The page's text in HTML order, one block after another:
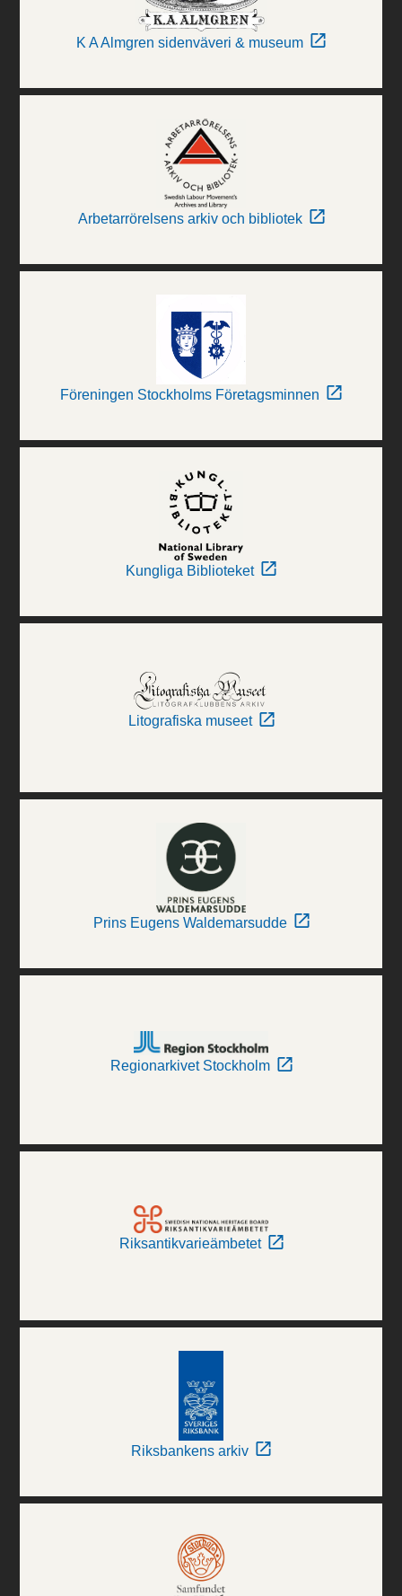
K A Almgren sidenväveri & museum
Arbetarrörelsens arkiv och bibliotek
Föreningen Stockholms Företagsminnen
Kungliga Biblioteket
Litografiska museet
Prins Eugens Waldemarsudde
Regionarkivet Stockholm
Riksantikvarieämbetet
Riksbankens arkiv